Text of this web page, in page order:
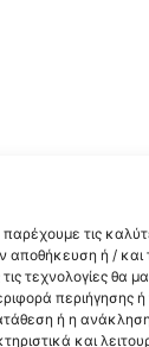
παρέχουμε τις
αποθήκευση ή /
τεχνολογίες θα
περιήγησης
ή η
και